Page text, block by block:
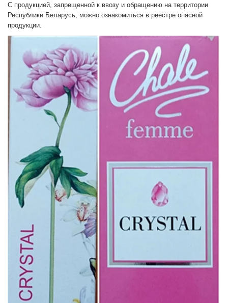
С продукцией, запрещенной к ввозу и обращению на территории
Республики Беларусь, можно ознакомиться в реестре опасной
продукции.